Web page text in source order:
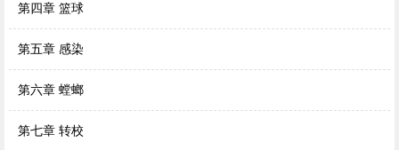
第四章 篮球
第五章 感染
第六章 螳螂
第七章 转校